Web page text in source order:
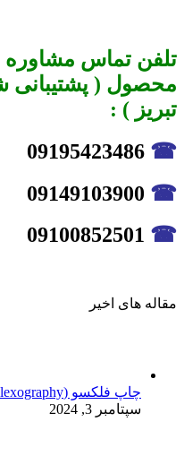
تلفن تماس
محصول ( پشتیبانی
تبریز ) :
☎
☎
☎
مقاله های اخیر
چاپ فلکسو (Flexography) و مقایسه با انواع چاپ | ق
سپتامبر 3, 2024